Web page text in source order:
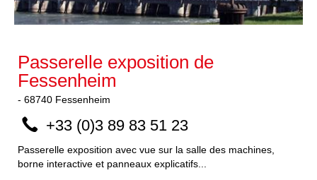
Passerelle exposition de
Fessenheim
- 68740 Fessenheim
+33 (0)3 89 83 51 23
Passerelle exposition avec vue sur la salle des machines,
borne interactive et panneaux explicatifs...